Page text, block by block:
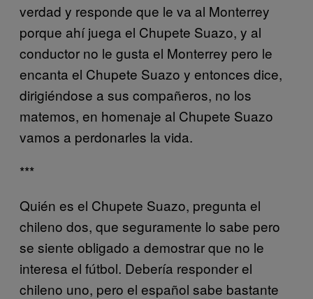
verdad y responde que le va al Monterrey
porque ahí juega el Chupete Suazo, y al
conductor no le gusta el Monterrey pero le
encanta el Chupete Suazo y entonces dice,
dirigiéndose a sus compañeros, no los
matemos, en homenaje al Chupete Suazo
vamos a perdonarles la vida.
***
Quién es el Chupete Suazo, pregunta el
chileno dos, que seguramente lo sabe pero
se siente obligado a demostrar que no le
interesa el fútbol. Debería responder el
chileno uno, pero el español sabe bastante